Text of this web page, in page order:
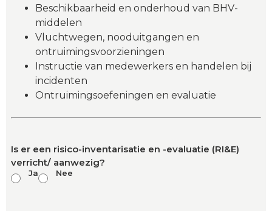
Beschikbaarheid en onderhoud van BHV-
middelen
Vluchtwegen, nooduitgangen en
ontruimingsvoorzieningen
Instructie van medewerkers en handelen bij
incidenten
Ontruimingsoefeningen en evaluatie
Is er een risico-inventarisatie en -evaluatie (RI&E)
verricht/ aanwezig?
Ja Nee